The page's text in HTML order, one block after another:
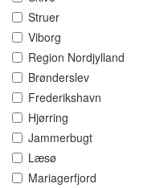
Struer
Viborg
Region Nordjylland
Brønderslev
Frederikshavn
Hjørring
Jammerbugt
Læsø
Mariagerfjord